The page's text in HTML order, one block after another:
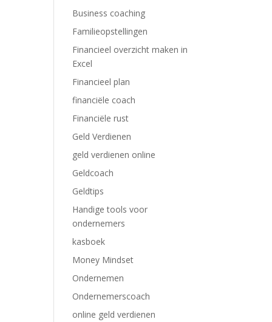
Business coaching
Familieopstellingen
Financieel overzicht maken in
Excel
Financieel plan
financiële coach
Financiële rust
Geld Verdienen
geld verdienen online
Geldcoach
Geldtips
Handige tools voor
ondernemers
kasboek
Money Mindset
Ondernemen
Ondernemerscoach
online geld verdienen